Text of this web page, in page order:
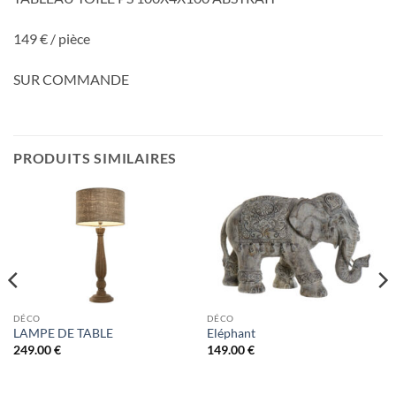
149 € / pièce
SUR COMMANDE
PRODUITS SIMILAIRES
DÉCO
LAMPE DE TABLE
249.00€
DÉCO
Eléphant
149.00€